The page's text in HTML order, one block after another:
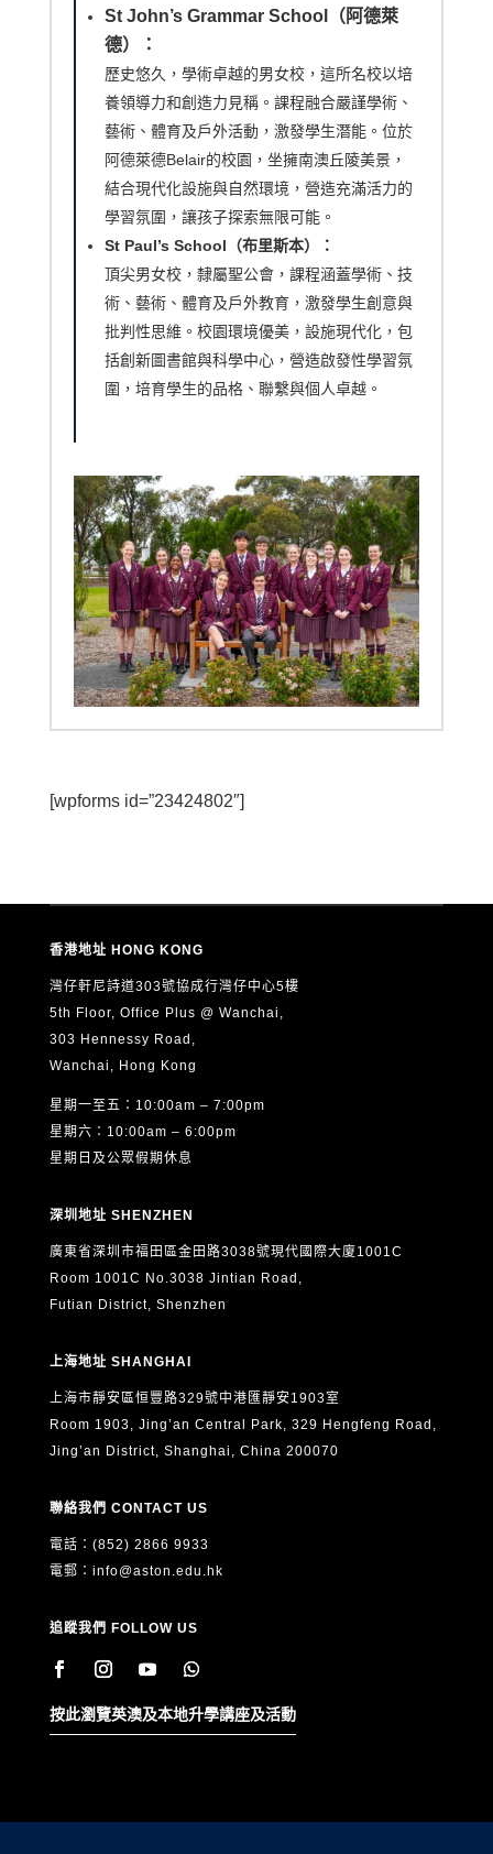
St John’s Grammar School（阿德萊
德）：
歷史悠久，學術卓越的男女校，這所名校以培
養領導力和創造力見稱。課程融合嚴謹學術、
藝術、體育及戶外活動，激發學生潛能。位於
阿德萊德Belair的校園，坐擁南澳丘陵美景，
結合現代化設施與自然環境，營造充滿活力的
學習氛圍，讓孩子探索無限可能。
St Paul’s School（布里斯本）：
頂尖男女校，隸屬聖公會，課程涵蓋學術、技
術、藝術、體育及戶外教育，激發學生創意與
批判性思維。校園環境優美，設施現代化，包
括創新圖書館與科學中心，營造啟發性學習氛
圍，培育學生的品格、聯繫與個人卓越。
[wpforms id=”23424802″]
香港地址 HONG KONG
灣仔軒尼詩道303號協成行灣仔中心5樓
5th Floor, Office Plus @ Wanchai,
303 Hennessy Road,
Wanchai, Hong Kong
星期一至五：10:00am – 7:00pm
星期六：10:00am – 6:00pm
星期日及公眾假期休息
深圳地址 SHENZHEN
廣東省深圳市福田區金田路3038號現代國際大廈1001C
Room 1001C No.3038 Jintian Road,
Futian District, Shenzhen
上海地址 SHANGHAI
上海市靜安區恒豐路329號中港匯靜安1903室
Room 1903, Jing’an Central Park, 329 Hengfeng Road,
Jing’an District, Shanghai, China 200070
聯絡我們 CONTACT US
電話：(852) 2866 9933
電郵： info@aston.edu.hk
追蹤我們 FOLLOW US
按此瀏覽英澳及本地升學講座及活動